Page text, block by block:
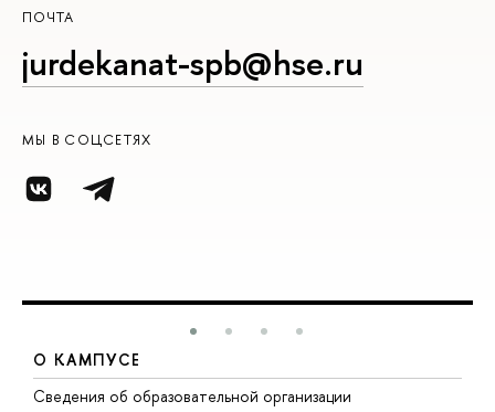
ПОЧТА
jurdekanat-spb@hse.ru
МЫ В СОЦСЕТЯХ
О КАМПУСЕ
Сведения об образовательной организации